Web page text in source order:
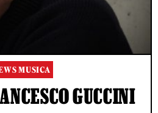
MUSICA
GUCCINI